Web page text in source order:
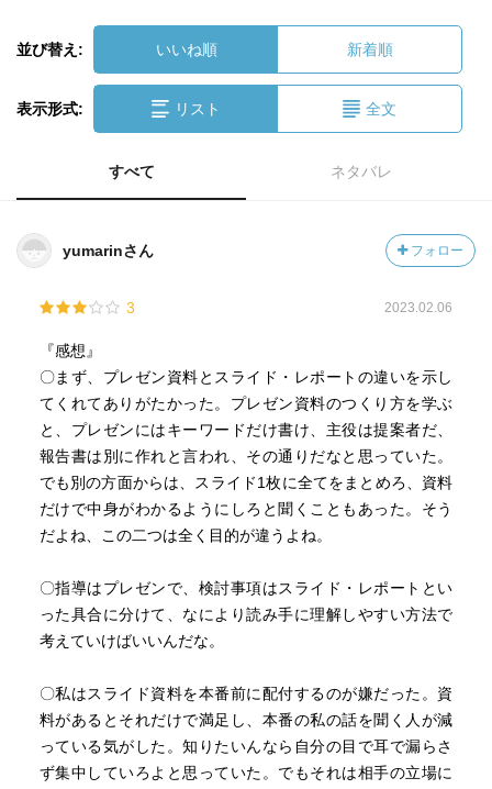
並び替え: いいね順 新着順
表示形式: リスト 全文
すべて ネタバレ
yumarinさん フォロー
3 2023.02.06
『感想』
〇まず、プレゼン資料とスライド・レポートの違いを示し
てくれてありがたかった。プレゼン資料のつくり方を学ぶ
と、プレゼンにはキーワードだけ書け、主役は提案者だ、
報告書は別に作れと言われ、その通りだなと思っていた。
でも別の方面からは、スライド1枚に全てをまとめろ、資料
だけで中身がわかるようにしろと聞くこともあった。そう
だよね、この二つは全く目的が違うよね。
〇指導はプレゼンで、検討事項はスライド・レポートとい
った具合に分けて、なにより読み手に理解しやすい方法で
考えていけばいいんだな。
〇私はスライド資料を本番前に配付するのが嫌だった。資
料があるとそれだけで満足し、本番の私の話を聞く人が減
っている気がした。知りたいんなら自分の目で耳で漏らさ
ず集中していろよと思っていた。でもそれは相手の立場に